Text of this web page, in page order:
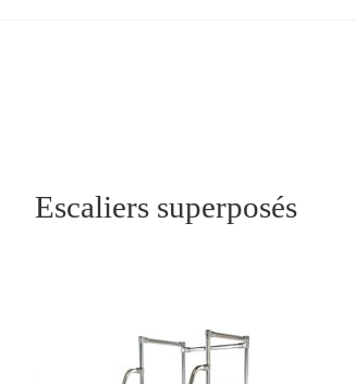
Escaliers superposés